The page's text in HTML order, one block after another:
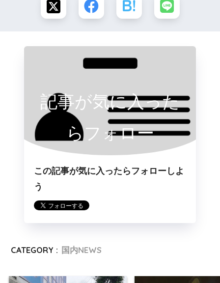
記事が気に入った
らフォロー
この記事が気に入ったらフォローしよ
う
CATEGORY : 国内NEWS